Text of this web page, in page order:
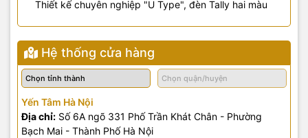
Thiết kế chuyên nghiệp "U Type", đèn Tally hai màu
Hệ thống cửa hàng
Yến Tâm Hà Nội
Địa chỉ: Số 6A ngõ 331 Phố Trần Khát Chân - Phường
Bạch Mai - Thành Phố Hà Nội